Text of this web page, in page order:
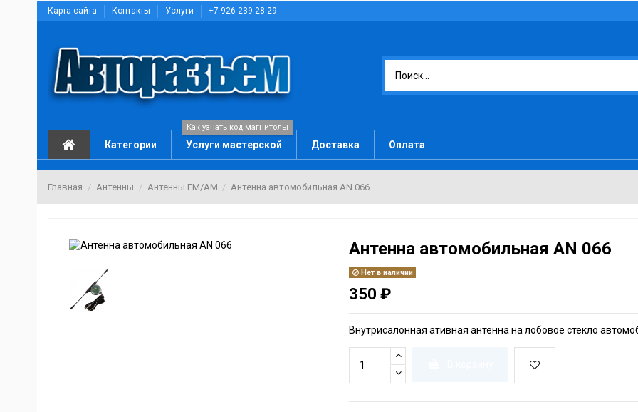
Карта сайта Контакты Услуги +7 926 239 28 29
Категории Услуги мастерской
Как узнать код магнитолы
Доставка Оплата
Главная Антенны Антенны FM/AM Антенна автомобильная AN 066
Антенна автомобильная AN 066
Нет в наличии
350 ₽
Внутрисалонная ативная антенна на лобовое стекло